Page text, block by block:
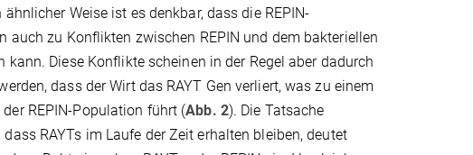
ähnlicher Weise ist es denkbar, dass die REPIN-
auch zu Konflikten zwischen REPIN und dem bakteriellen
kann. Diese Konflikte scheinen in der Regel aber dadurch
dass der Wirt das RAYT Gen verliert, was zu einem
der REPIN-Population führt (Abb. 2). Die Tatsache
dass RAYTs im Laufe der Zeit erhalten bleiben, deutet